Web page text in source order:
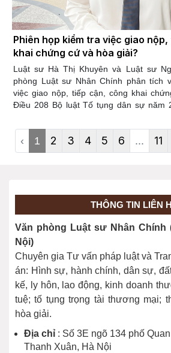
Phiên họp kiểm tra việc giao
khai chứng cứ và hòa giải?
Luật sư Hà Thị Khuyên và Luật sư
phòng Luật sư Nhân Chính phân tích
việc giao nộp, tiếp cận, công khai
Điều 208 Bộ luật Tố tụng dân sự năm
khai chứng cứ và hòa giải. Theo đó,
phiên họp kiểm tra việc giao nộp, tiếp
và hòa giải giữa các đương sự. Trước
dung của phiên họp. Trường hợp vụ
hòa giải hoặc không tiến hành hòa giải
206 và Điều 207 Bộ luật Tố tụng dân
phán tiến hành phiên họp kiểm tra việc
khai chứng cứ mà không tiến hành hòa
‹ 1 2 3 4 5 6 ... 11
THÔNG TIN LIÊN
Văn phòng Luật sư Nhân Chính
Nội)
Chuyên gia Tư vấn pháp luật và
án: Hình sự, hành chính, dân sự,
kế, ly hôn, lao động, kinh doanh
tuệ; tố tụng trọng tài thương mại;
hòa giải.
Địa chỉ : Số 3E ngõ 134 phố
Thanh Xuân, Hà Nội